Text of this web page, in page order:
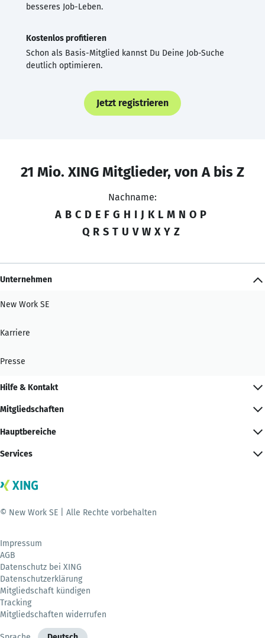
besseres Job-Leben.
Kostenlos profitieren
Schon als Basis-Mitglied kannst Du Deine Job-Suche
deutlich optimieren.
Jetzt registrieren
21 Mio. XING Mitglieder, von A bis Z
Nachname:
A B C D E F G H I J K L M N O P
Q R S T U V W X Y Z
Unternehmen
New Work SE
Karriere
Presse
Hilfe & Kontakt
Mitgliedschaften
Hauptbereiche
Services
© New Work SE | Alle Rechte vorbehalten
Impressum
AGB
Datenschutz bei XING
Datenschutzerklärung
Mitgliedschaft kündigen
Tracking
Mitgliedschaften widerrufen